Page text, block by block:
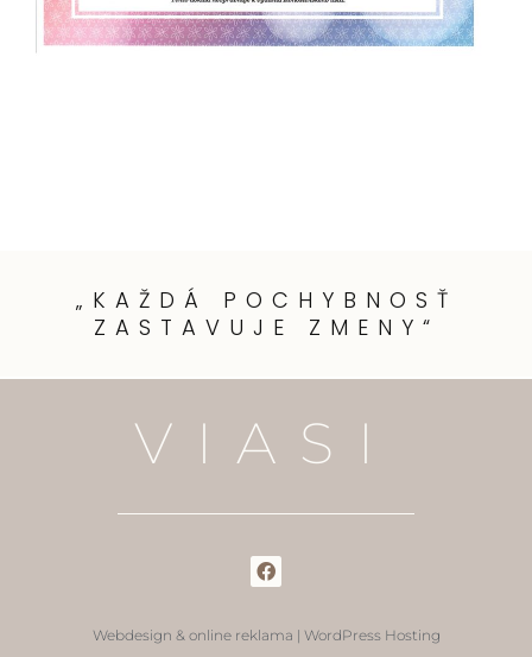
„KAŽDÁ POCHYBNOSŤ
ZASTAVUJE ZMENY“
VIASI
Webdesign & online reklama | WordPress Hosting